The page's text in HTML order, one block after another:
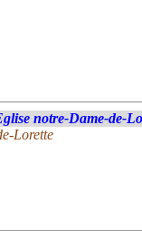
notre-Dame-de-
Lorette